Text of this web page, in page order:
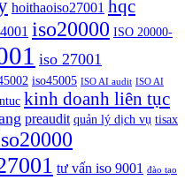
hoithaoiso27001 hqc
iso20000 ISO 20000-
iso 27001
iso45005 ISO AI audit ISO AI
kinh doanh liên tục
preaudit quản lý dịch vụ tisax
tư vấn iso 9001
đào tạo